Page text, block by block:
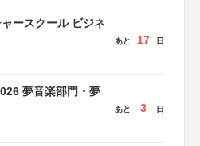
ースクール ビジネ
あと 17 日
夢音楽部門・夢
あと 3 日